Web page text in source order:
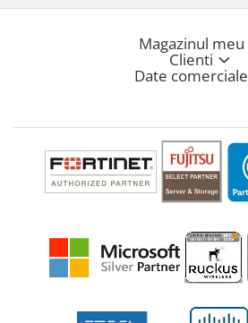
Magazinul meu
Clienti
Date comerciale